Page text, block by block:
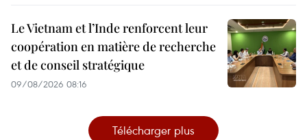
Le Vietnam et l’Inde renforcent leur
coopération en matière de recherche
et de conseil stratégique
09/08/2026 08:16
Télécharger plus